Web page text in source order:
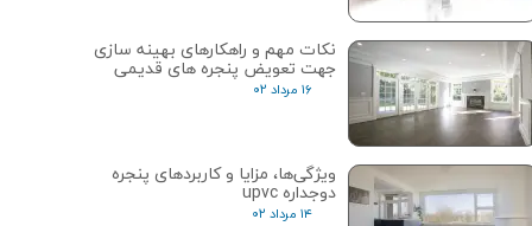
نکات مهم و راهکارهای بهینه سازی
جهت تعویض پنجره های قدیمی
۱۶ مرداد ۰۲
ویژگی‌ها، مزایا و کاربردهای پنجره
دوجداره upvc
۱۴ مرداد ۰۲